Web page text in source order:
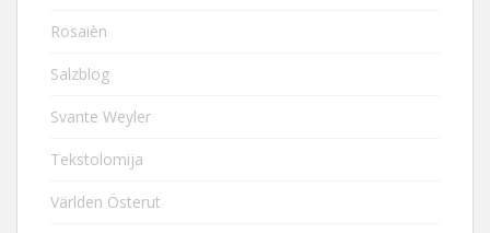
Rosaièn
Salzblog
Svante Weyler
Tekstolomija
Världen Österut